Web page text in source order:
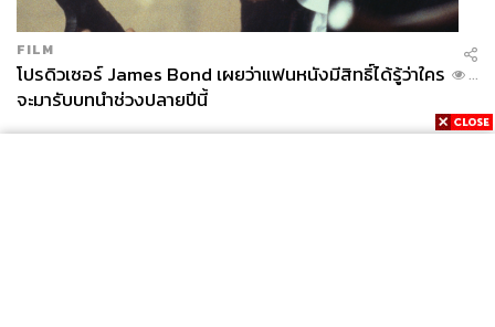
FILM
โปรดิวเซอร์ James Bond เผยว่าแฟนหนังมีสิทธิ์ได้รู้ว่าใคร
จะมารับบทนำช่วงปลายปีนี้
...